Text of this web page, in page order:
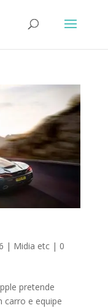
| Midia etc| 0
pretende
carro e equipe